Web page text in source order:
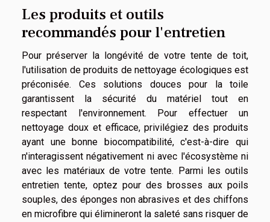
Les produits et outils
recommandés pour l'entretien
Pour préserver la longévité de votre tente de toit,
l'utilisation de produits de nettoyage écologiques est
préconisée. Ces solutions douces pour la toile
garantissent la sécurité du matériel tout en
respectant l'environnement. Pour effectuer un
nettoyage doux et efficace, privilégiez des produits
ayant une bonne biocompatibilité, c'est-à-dire qui
n'interagissent négativement ni avec l'écosystème ni
avec les matériaux de votre tente. Parmi les outils
entretien tente, optez pour des brosses aux poils
souples, des éponges non abrasives et des chiffons
en microfibre qui élimineront la saleté sans risquer de